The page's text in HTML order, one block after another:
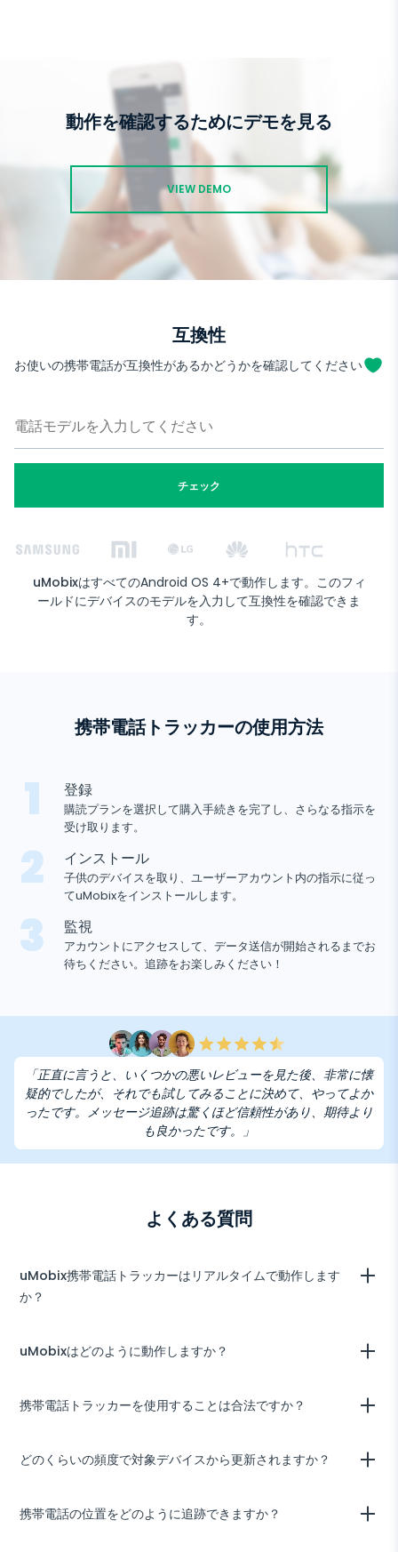
動作を確認するためにデモを見る
VIEW DEMO
互換性
お使いの携帯電話が互換性があるかどうかを確認してください
uMobixはすべてのAndroid OS 4+で動作します。このフィ
ールドにデバイスのモデルを入力して互換性を確認できま
す。
チェック
携帯電話トラッカーの使用方法
1 登録
購読プランを選択して購入手続きを完了し、さらなる指示を
受け取ります。
2 インストール
子供のデバイスを取り、ユーザーアカウント内の指示に従っ
てuMobixをインストールします。
3 監視
アカウントにアクセスして、データ送信が開始されるまでお
待ちください。追跡をお楽しみください！
「正直に言うと、いくつかの悪いレビューを見た後、非常に懐
疑的でしたが、それでも試してみることに決めて、やってよか
ったです。メッセージ追跡は驚くほど信頼性があり、期待より
も良かったです。」
よくある質問
uMobix携帯電話トラッカーはリアルタイムで動作します
か？
録し、レポートを直接ユーザーアカウントに送信します。監視デバイス
uMobixはどのように動作しますか？
情報を監視し取得します。すべての記録されたデータはユーザースペー
し、AndroidデバイスにuMobixをインストールする必要があります。
携帯電話トラッカーを使用することは合法ですか？
- 指定されたユーザーにその活動が監視されていることを通知している
場合。
どのくらいの頻度で対象デバイスから更新されますか？
す。携帯電話の設定やインターネット接続に応じて間隔を調整できま
携帯電話の位置をどのように追跡できますか？